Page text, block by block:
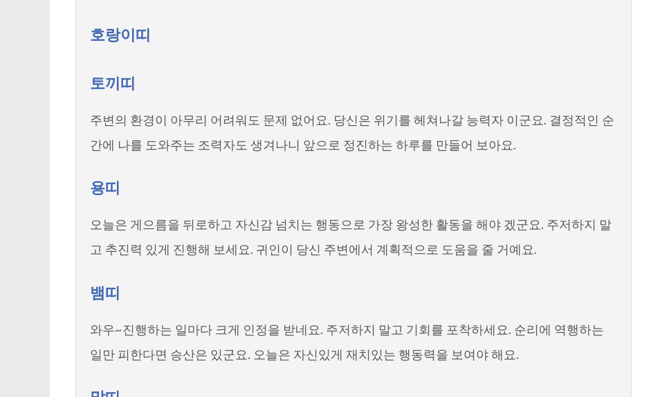
호랑이띠
토끼띠
주변의 환경이 아무리 어려워도 문제 없어요. 당신은 위기를 헤쳐나갈 능력자 이군요. 결정적인 순
간에 나를 도와주는 조력자도 생겨나니 앞으로 정진하는 하루를 만들어 보아요.
용띠
오늘은 게으름을 뒤로하고 자신감 넘치는 행동으로 가장 왕성한 활동을 해야 겠군요. 주저하지 말
고 추진력 있게 진행해 보세요. 귀인이 당신 주변에서 계획적으로 도움을 줄 거예요.
뱀띠
와우~진행하는 일마다 크게 인정을 받네요. 주저하지 말고 기회를 포착하세요. 순리에 역행하는
일만 피한다면 승산은 있군요. 오늘은 자신있게 재치있는 행동력을 보여야 해요.